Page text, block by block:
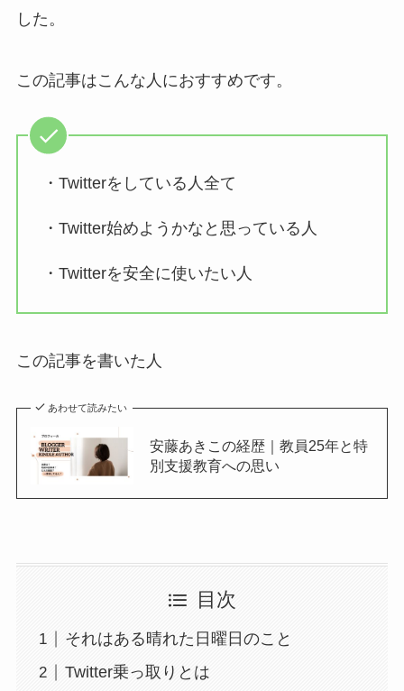
した。
この記事はこんな人におすすめです。
・Twitterをしている人全て
・Twitter始めようかなと思っている人
・Twitterを安全に使いたい人
この記事を書いた人
あわせて読みたい
安藤あきこの経歴｜教員25年と特
別支援教育への思い
目次
それはある晴れた日曜日のこと
Twitter乗っ取りとは